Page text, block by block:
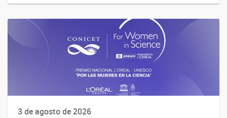
3 de agosto de 2026